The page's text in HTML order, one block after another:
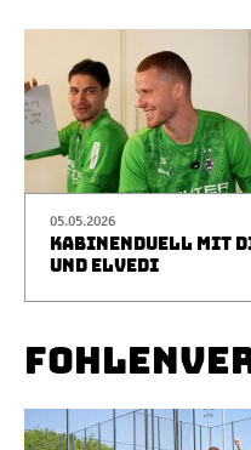
05.05.2026
KABINENDUELL MIT
UND ELVEDI